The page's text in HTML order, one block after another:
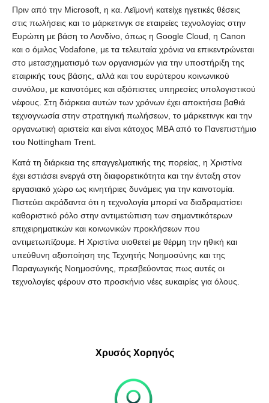
Πριν από την Microsoft, η κα. Λεϊμονή κατείχε ηγετικές θέσεις
στις πωλήσεις και το μάρκετινγκ σε εταιρείες τεχνολογίας στην
Ευρώπη με βάση το Λονδίνο, όπως η Google Cloud, η Canon
και ο όμιλος Vodafone, με τα τελευταία χρόνια να επικεντρώνεται
στο μετασχηματισμό των οργανισμών για την υποστήριξη της
εταιρικής τους βάσης, αλλά και του ευρύτερου κοινωνικού
συνόλου, με καινοτόμες και αξιόπιστες υπηρεσίες υπολογιστικού
νέφους. Στη διάρκεια αυτών των χρόνων έχει αποκτήσει βαθιά
τεχνογνωσία στην στρατηγική πωλήσεων, το μάρκετινγκ και την
οργανωτική αριστεία και είναι κάτοχος MBA από το Πανεπιστήμιο
του Nottingham Trent.
Κατά τη διάρκεια της επαγγελματικής της πορείας, η Χριστίνα
έχει εστιάσει ενεργά στη διαφορετικότητα και την ένταξη στον
εργασιακό χώρο ως κινητήριες δυνάμεις για την καινοτομία.
Πιστεύει ακράδαντα ότι η τεχνολογία μπορεί να διαδραματίσει
καθοριστικό ρόλο στην αντιμετώπιση των σημαντικότερων
επιχειρηματικών και κοινωνικών προκλήσεων που
αντιμετωπίζουμε. Η Χριστίνα υιοθετεί με θέρμη την ηθική και
υπεύθυνη αξιοποίηση της Τεχνητής Νοημοσύνης και της
Παραγωγικής Νοημοσύνης, πρεσβεύοντας πως αυτές οι
τεχνολογίες φέρουν στο προσκήνιο νέες ευκαιρίες για όλους.
Χρυσός Χορηγός